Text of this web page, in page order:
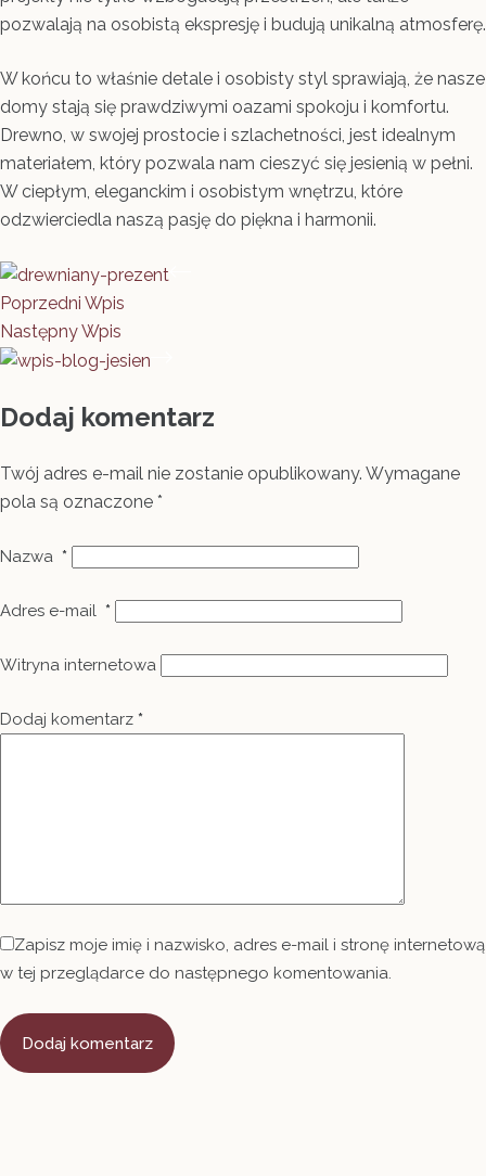
pozwalają na osobistą ekspresję i budują unikalną atmosferę.
W końcu to właśnie detale i osobisty styl sprawiają, że nasze
domy stają się prawdziwymi oazami spokoju i komfortu.
Drewno, w swojej prostocie i szlachetności, jest idealnym
materiałem, który pozwala nam cieszyć się jesienią w pełni.
W ciepłym, eleganckim i osobistym wnętrzu, które
odzwierciedla naszą pasję do piękna i harmonii.
Poprzedni Wpis
NastępnyWpis
Dodaj komentarz
Twój adres e-mail nie zostanie opublikowany. Wymagane
pola są oznaczone *
Nazwa *
Adres e-mail *
Witryna internetowa
Dodaj komentarz *
Zapisz moje imię i nazwisko, adres e-mail i stronę internetową
w tej przeglądarce do następnego komentowania.
Dodaj komentarz